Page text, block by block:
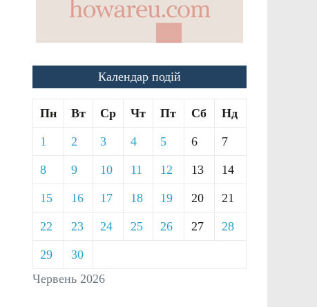
Календар подій
Червень 2026
Пн Вт Ср Чт Пт Сб Нд
1 2 3 4 5 6 7
8 9 10 11 12 13 14
15 16 17 18 19 20 21
22 23 24 25 26 27 28
29 30